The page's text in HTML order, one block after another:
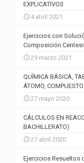
EXPLICATIVOS
4 abril 2021
Ejercicios con
Composición
29 marzo 2021
QUÍMICA BÁSICA,
ÁTOMO,
27 mayo 2020
CÁLCULOS EN
BACHILLERATO)
27 abril 2020
Ejercicios Resueltos